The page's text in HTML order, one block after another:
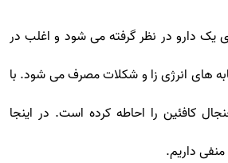
یک دارو در نظر گرفته می شود و اغلب در
های انرژی زا و شکلات مصرف می شود. با
کافئین را احاطه کرده است. در اینجا
داریم.